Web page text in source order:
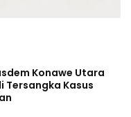
Konawe Utara
Kasus